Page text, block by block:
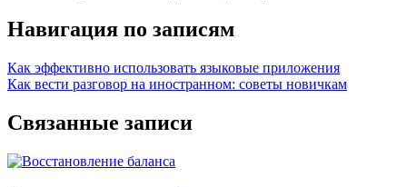
Навигация по записям
Как эффективно использовать языковые приложения
Как вести разговор на иностранном: советы новичкам
Связанные записи